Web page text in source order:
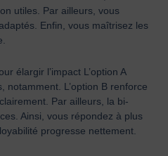
utiles. Par ailleurs, vous
Enfin, vous maîtrisez les
élargir l’impact L’option A
notamment. L’option B renforce
Par ailleurs, la bi-
Ainsi, vous répondez à plus
progresse nettement.